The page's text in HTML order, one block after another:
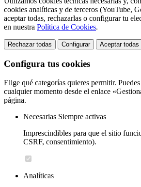
cookies analíticas y de terceros (YouTube,
aceptar todas, rechazarlas o configurar tu
en nuestra Política de Cookies.
Rechazar todas Configurar Aceptar todas
Configura tus cookies
Elige qué categorías quieres permitir.
cualquier momento desde el enlace
página.
Necesarias Siempre activas
Imprescindibles para que el sitio
CSRF, consentimiento).
Analíticas